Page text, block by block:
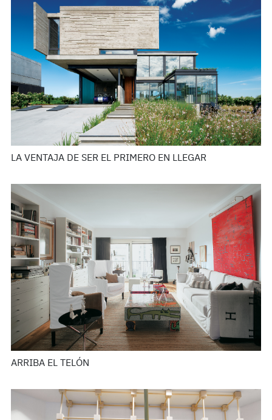
LA VENTAJA DE SER EL PRIMERO EN LLEGAR
ARRIBA EL TELÓN